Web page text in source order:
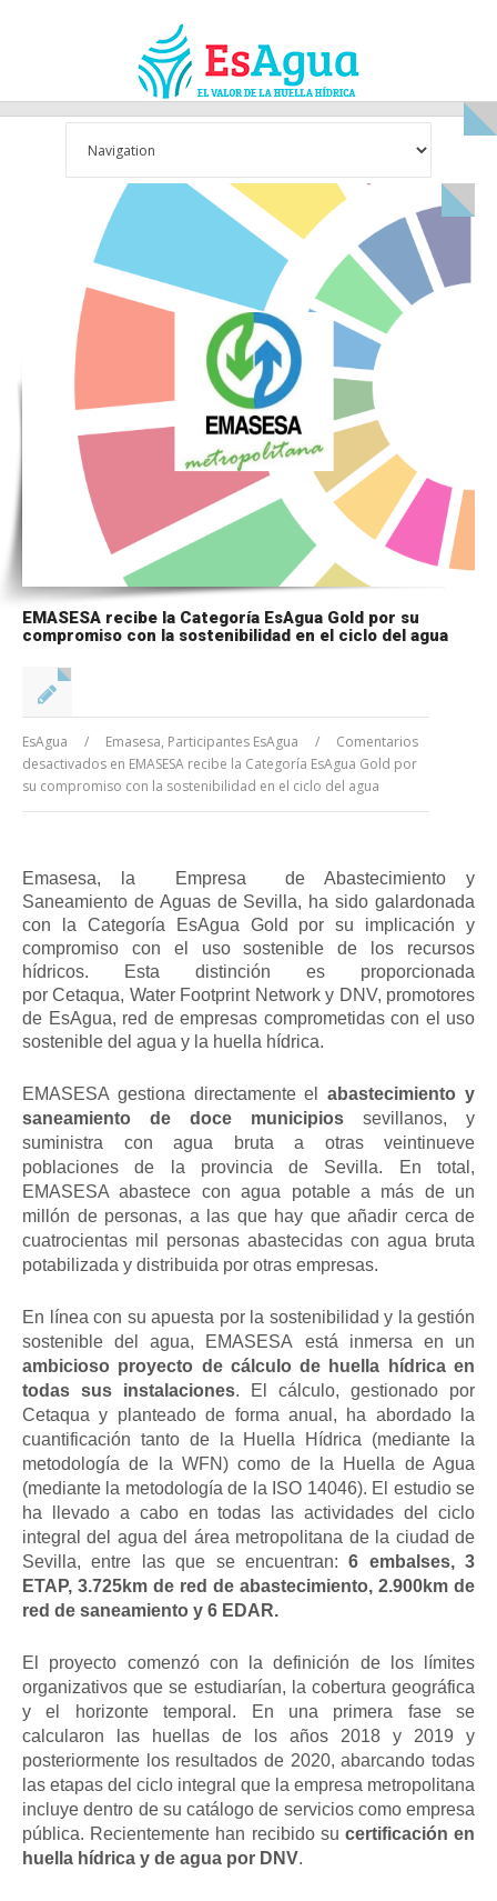
EMASESA recibe la Categoría EsAgua Gold por su
compromiso con la sostenibilidad en el ciclo del agua
EsAgua / Emasesa, Participantes EsAgua /
Comentarios
desactivados en EMASESA recibe la Categoría EsAgua Gold por
su compromiso con la sostenibilidad en el ciclo del agua
Emasesa, la Empresa de Abastecimiento y
Saneamiento de Aguas de Sevilla, ha sido galardonada
con la Categoría EsAgua Gold por su implicación y
compromiso con el uso sostenible de los recursos
hídricos. Esta distinción es proporcionada
por Cetaqua, Water Footprint Network y DNV, promotores
de EsAgua, red de empresas comprometidas con el uso
sostenible del agua y la huella hídrica.
EMASESA gestiona directamente elabastecimiento y
saneamiento de doce municipios sevillanos, y
suministra con agua bruta a otras veintinueve
poblaciones de la provincia de Sevilla. En total,
EMASESA abastece con agua potable a más de un
millón de personas, a las que hay que añadir cerca de
cuatrocientas mil personas abastecidas con agua bruta
potabilizada y distribuida por otras empresas.
En línea con su apuesta por la sostenibilidad y la gestión
sostenible del agua, EMASESA está inmersa en un
ambicioso proyecto de cálculo de huella hídrica en
todas sus instalaciones. El cálculo, gestionado por
Cetaqua y planteado de forma anual, ha abordado la
cuantificación tanto de la Huella Hídrica (mediante la
metodología de la WFN) como de la Huella de Agua
(mediante la metodología de la ISO 14046). El estudio se
ha llevado a cabo en todas las actividades del ciclo
integral del agua del área metropolitana de la ciudad de
Sevilla, entre las que se encuentran:6 embalses, 3
ETAP, 3.725km de red de abastecimiento, 2.900km de
red de saneamiento y 6 EDAR.
El proyecto comenzó con la definición de los límites
organizativos que se estudiarían, la cobertura geográfica
y el horizonte temporal. En una primera fase se
calcularon las huellas de los años 2018 y 2019 y
posteriormente los resultados de 2020, abarcando todas
las etapas del ciclo integral que la empresa metropolitana
incluye dentro de su catálogo de servicios como empresa
pública. Recientemente han recibido su certificación en
huella hídrica y de agua por DNV.